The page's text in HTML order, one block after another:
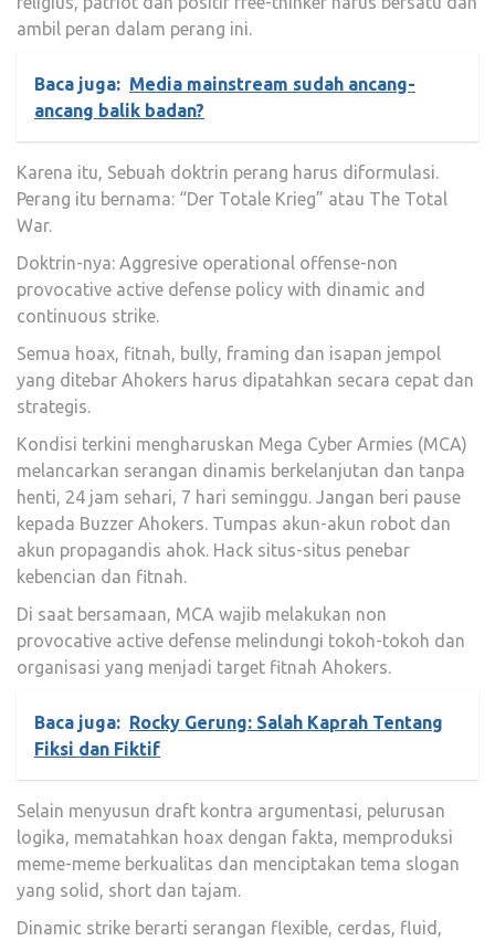
ambil peran dalam perang ini.
Baca juga: Media mainstream sudah ancang-
ancang balik badan?
Karena itu, Sebuah doktrin perang harus diformulasi.
Perang itu bernama: “Der Totale Krieg” atau The Total
War.
Doktrin-nya: Aggresive operational offense-non
provocative active defense policy with dinamic and
continuous strike.
Semua hoax, fitnah, bully, framing dan isapan jempol
yang ditebar Ahokers harus dipatahkan secara cepat dan
strategis.
Kondisi terkini mengharuskan Mega Cyber Armies (MCA)
melancarkan serangan dinamis berkelanjutan dan tanpa
henti, 24 jam sehari, 7 hari seminggu. Jangan beri pause
kepada Buzzer Ahokers. Tumpas akun-akun robot dan
akun propagandis ahok. Hack situs-situs penebar
kebencian dan fitnah.
Di saat bersamaan, MCA wajib melakukan non
provocative active defense melindungi tokoh-tokoh dan
organisasi yang menjadi target fitnah Ahokers.
Baca juga: Rocky Gerung: Salah Kaprah Tentang
Fiksi dan Fiktif
Selain menyusun draft kontra argumentasi, pelurusan
logika, mematahkan hoax dengan fakta, memproduksi
meme-meme berkualitas dan menciptakan tema slogan
yang solid, short dan tajam.
Dinamic strike berarti serangan flexible, cerdas, fluid,